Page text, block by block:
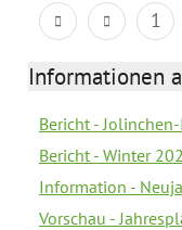
1
Informationen
Bericht -
Bericht - Winter
Information -
Vorschau -